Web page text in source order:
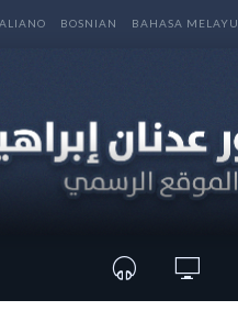
BAHASA MELAYU
BOSNIAN